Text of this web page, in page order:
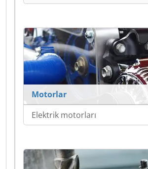
Motorlar
Elektrik motorları